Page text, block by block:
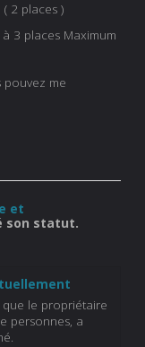
2 places )
3 places Maximum
pouvez me
et
son statut.
le propriétaire
personnes, a